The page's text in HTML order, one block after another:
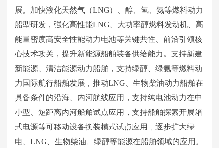
展。加快液化天然气（LNG）、醇、氢、氨等燃料动力
船型研发，强化高性能LNG、大功率醇燃料发动机、高
能量密度高安全性能动力电池等关键共性、前沿引领核
心技术攻关，提升新能源船舶装备供给能力。支持新建
新能源、清洁能源动力船舶，支持绿醇、绿氨等燃料动
力国际航行船舶发展，推动LNG、生物柴油动力船舶在
具备条件的沿海、内河航线应用，支持纯电池动力在中
小型、短距离内河船舶试点应用，支持船舶探索开展箱
式电源等可移动设备换装模式试点应用，逐步扩大绿
电、LNG、生物柴油、绿醇等能源在船舶领域的应用。